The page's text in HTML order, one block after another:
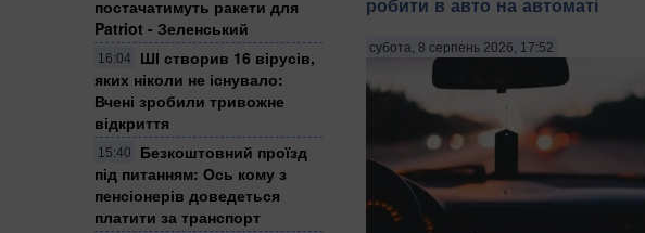
постачатимуть ракети для
Patriot - Зеленський
16:04
ШІ створив 16 вірусів,
яких ніколи не існувало:
Вчені зробили тривожне
відкриття
15:40
Безкоштовний проїзд
під питанням: Ось кому з
пенсіонерів доведеться
платити за транспорт
робити в авто на автоматі
субота, 8 серпень 2026, 17:52